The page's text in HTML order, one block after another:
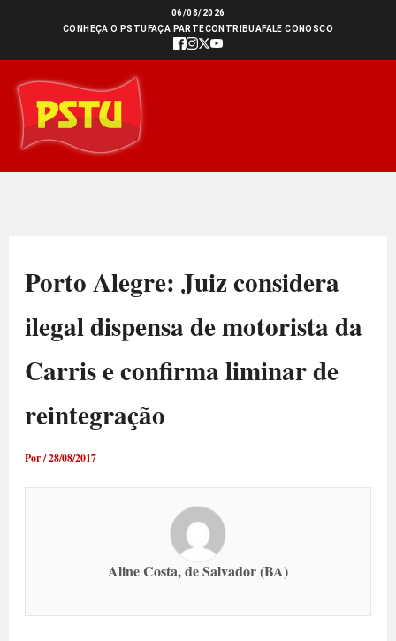
conteúdo
06/08/2026
CONHEÇA O PSTU FAÇA PARTECONTRIBUAFALE CONOSCO
Porto Alegre: Juiz considera
ilegal dispensa de motorista da
Carris e confirma liminar de
reintegração
Por/28/08/2017
Aline Costa, de Salvador (BA)